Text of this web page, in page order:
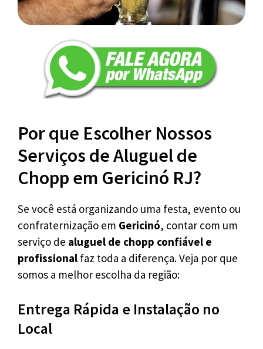
Por que Escolher Nossos
Serviços de Aluguel de
Chopp em Gericinó RJ?
Se você está organizando uma festa, evento ou
confraternização em Gericinó, contar com um
serviço de aluguel de chopp confiável e
profissional faz toda a diferença. Veja por que
somos a melhor escolha da região:
Entrega Rápida e Instalação no
Local